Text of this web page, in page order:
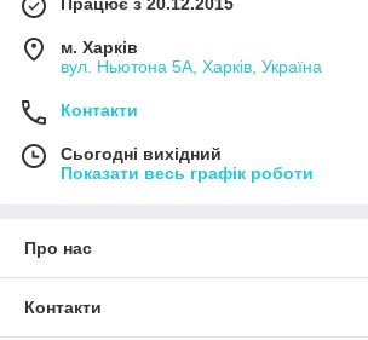
Працює з 20.12.2015
м. Харків
вул. Ньютона 5А, Харків, Україна
Контакти
Сьогодні вихідний
Показати весь графік роботи
Про нас
Контакти